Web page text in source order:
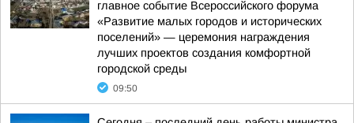
главное событие Всероссийского форума
«Развитие малых городов и исторических
поселений» — церемония награждения
лучших проектов создания комфортной
городской среды
09:50